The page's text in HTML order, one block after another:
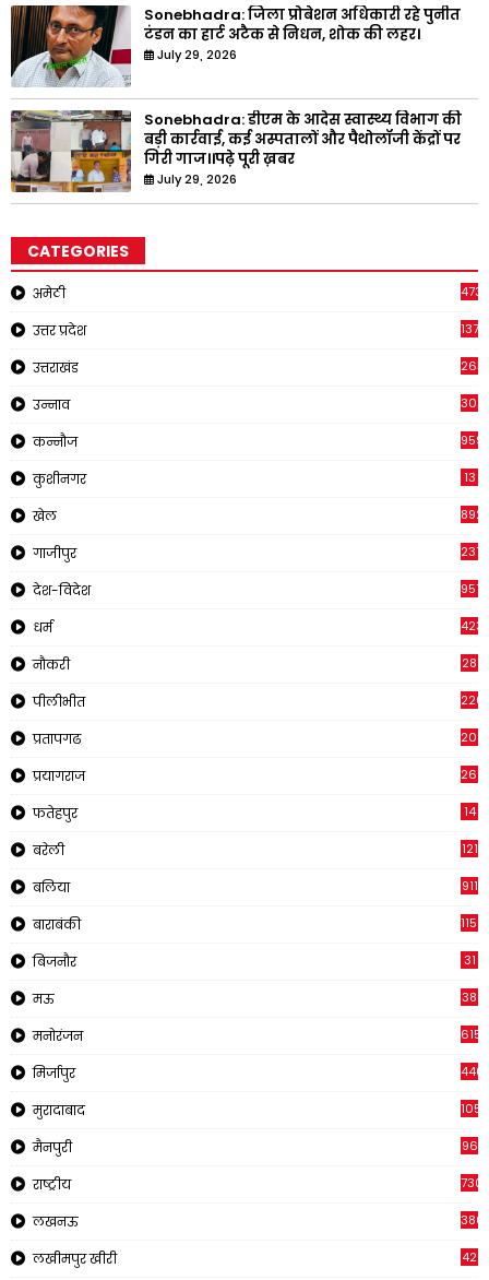
Sonebhadra: जिला प्रोबेशन अधिकारी रहे पुनीत
टंडन का हार्ट अटैक से निधन, शोक की लहर।
July 29, 2026
Sonebhadra: डीएम के आदेस स्वास्थ्य विभाग की
बड़ी कार्रवाई, कई अस्पतालों और पैथोलॉजी केंद्रों पर
गिरी गाज।।पढ़े पूरी ख़बर
July 29, 2026
CATEGORIES
अमेठी
उत्तर प्रदेश 1371
उत्तराखंड
उन्नाव 308
कन्नौज 959
कुशीनगर 13
खेल 892
गाजीपुर 237
देश-विदेश 957
धर्म 423
नौकरी 28
पीलीभीत
प्रतापगढ 2011
प्रयागराज 269
फतेहपुर 14
बरेली 121
बलिया 911
बाराबंकी 1150
बिजनौर 31
मऊ 38
मनोरंजन 615
मिर्जापुर 440
मुरादाबाद 1056
मैनपुरी 96
राष्ट्रीय
लखनऊ
लखीमपुर खीरी 42